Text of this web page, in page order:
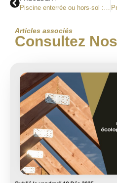
Articles associés
Consultez